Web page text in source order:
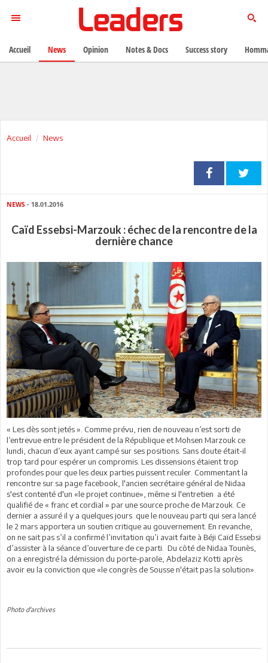
Accueil News
NEWS - 18.01.2016
Caïd Essebsi-Marzouk : échec de la rencontre de la
dernière chance
« Les dès sont jetés ». Comme prévu, rien de nouveau n’est sorti de
l’entrevue entre le président de la République et Mohsen Marzouk ce
lundi, chacun d’eux ayant campé sur ses positions. Sans doute était-il
trop tard pour espérer un compromis. Les dissensions étaient trop
profondes pour que les deux parties puissent reculer. Commentant la
rencontre sur sa page facebook, l'ancien secrétaire général de Nidaa
s'est contenté d'un «le projet continue», même si l'entretien a été
qualifié de « franc et cordial » par une source proche de Marzouk. Ce
dernier a assuré il y a quelques jours que le nouveau parti qui sera lancé
le 2 mars apportera un soutien critique au gouvernement. En revanche,
on ne sait pas s’il a confirmé l’invitation qu’i avait faite à Béji Caïd Essebsi
d’assister à la séance d’ouverture de ce parti. Du côté de Nidaa Tounès,
on a enregistré la démission du porte-parole, Abdelaziz Kotti après
avoir eu la conviction que «le congrès de Sousse n'était pas la solution».
Photo d'archives
Accueil News Opinion Notes & Docs Success story